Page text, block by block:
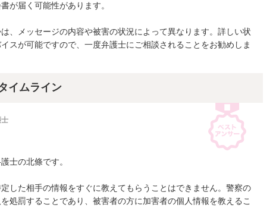
が届く可能性があります。
、メッセージの内容や被害の状況によって異なります。詳しい状
スが可能ですので、一度弁護士にご相談されることをお勧めしま
イムライン
士の北條です。
した相手の情報をすぐに教えてもらうことはできません。警察の
処罰することであり、被害者の方に加害者の個人情報を教えるこ